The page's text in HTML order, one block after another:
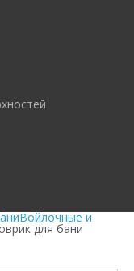
Войлочные и
для бани